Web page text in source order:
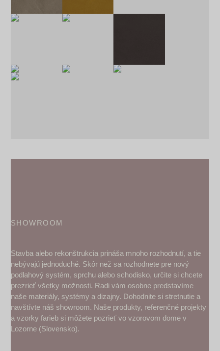
SHOWROOM
Stavba alebo rekonštrukcia prináša mnoho rozhodnutí, a tie
nebývajú jednoduché. Skôr než sa rozhodnete pre nový
podlahový systém, sprchu alebo schodisko, určite si chcete
prezrieť všetky možnosti. Radi vám osobne predstavíme
naše materiály, systémy a dizajny. Dohodnite si stretnutie a
navštívte náš showroom. Naše produkty, referenčné projekty
a vzorky farieb si môžete pozrieť vo vzorovom dome v
Lozorne (Slovensko).